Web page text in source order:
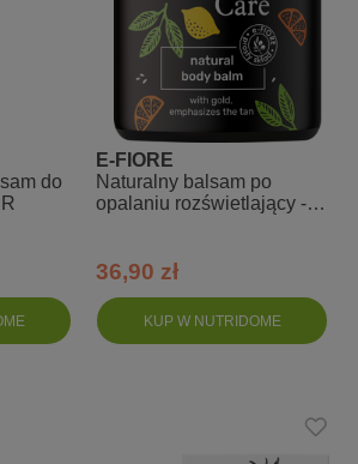
do
KUP W NUTRIDOME
E-FIORE
Naturalny balsam po
opalaniu rozświetlający -
36,90 zł